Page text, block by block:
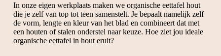
In onze eigen werkplaats maken we organische eettafel hout
die je zelf van top tot teen samenstelt. Je bepaalt namelijk zelf
de vorm, lengte en kleur van het blad en combineert dat met
een houten of stalen onderstel naar keuze. Hoe ziet jou ideale
organische eettafel in hout eruit?